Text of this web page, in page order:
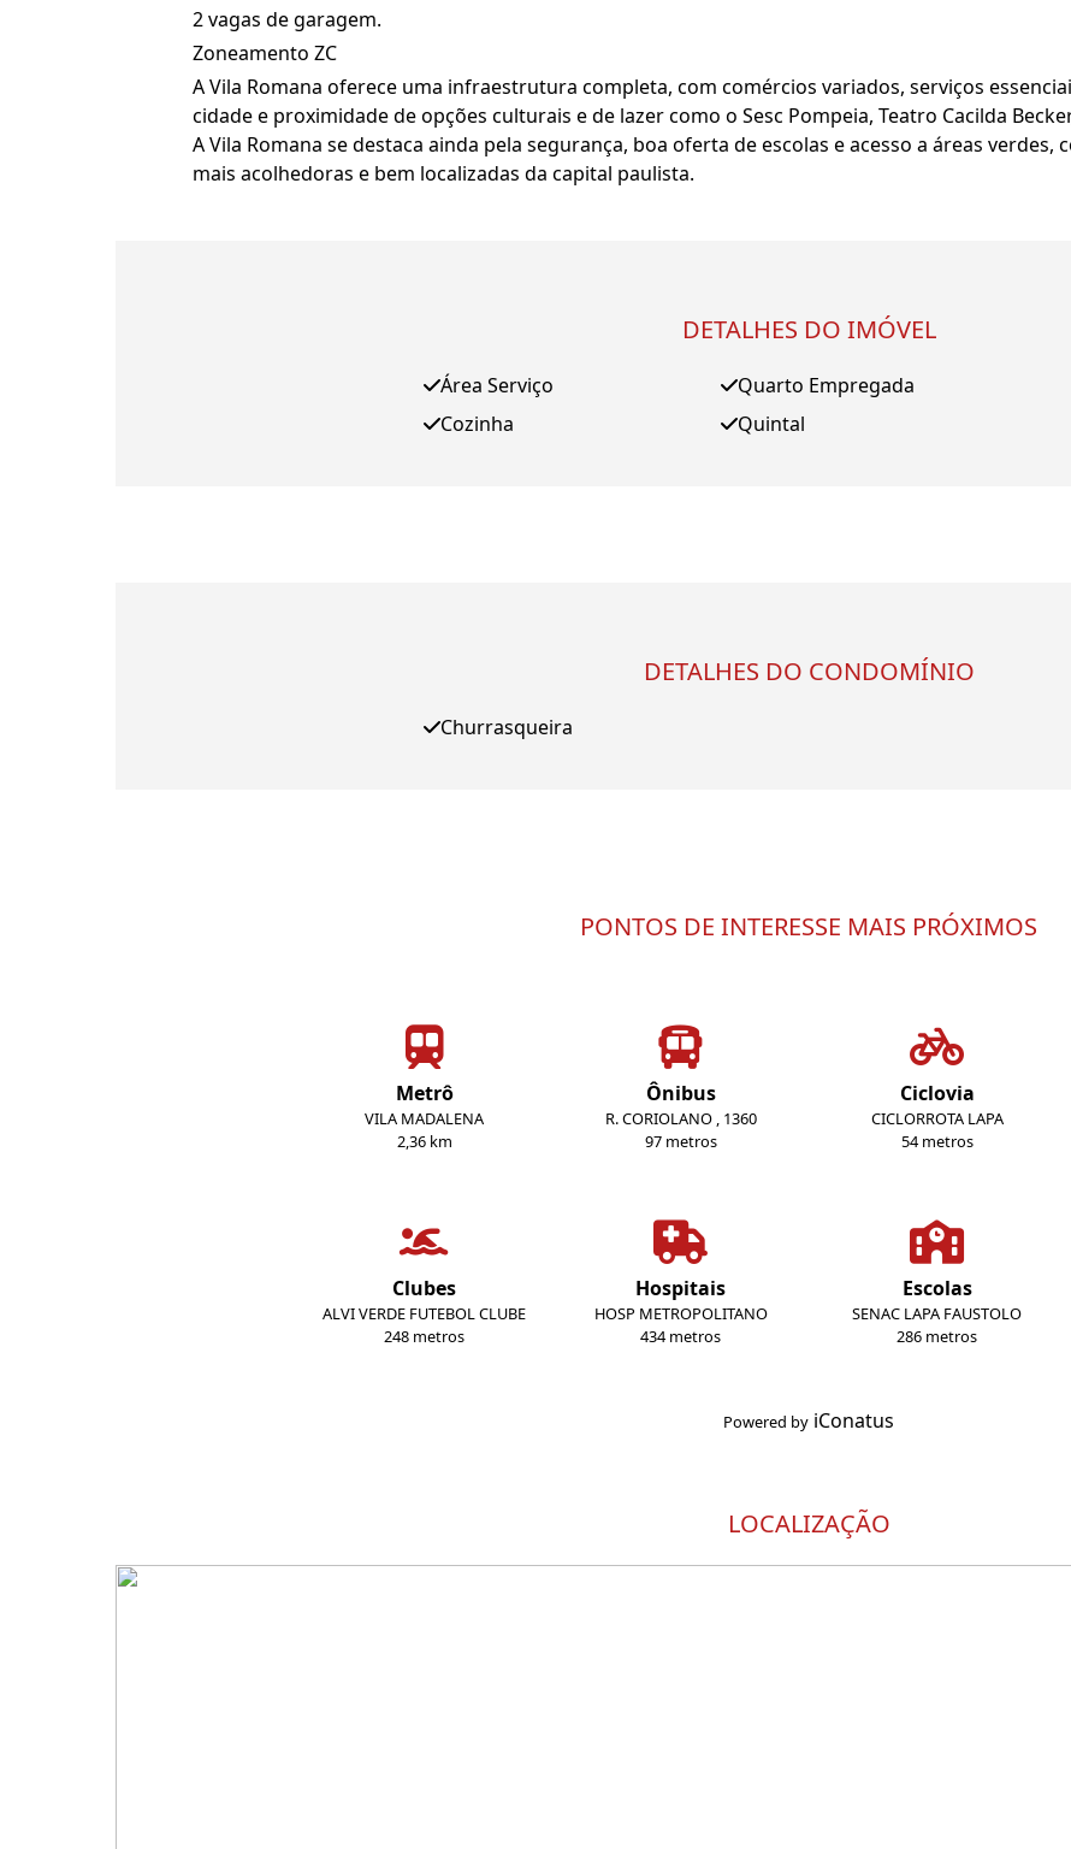
2 vagas de garagem.
Zoneamento ZC
A Vila Romana oferece uma infraestrutura completa, com comércios variados, serviços
cidade e proximidade de opções culturais e de lazer como o Sesc Pompeia, Teatro Cacilda
A Vila Romana se destaca ainda pela segurança, boa oferta de escolas e acesso a áreas
mais acolhedoras e bem localizadas da capital paulista.
DETALHES DO IMÓVEL
Área Serviço
Cozinha
Quarto Empregada
Quintal
DETALHES DO CONDOMÍNIO
Churrasqueira
PONTOS DE INTERESSE MAIS PRÓXIMOS
Metrô
VILA MADALENA
2,36 km
Ônibus
R. CORIOLANO , 1360
97 metros
Ciclovia
CICLORROTA LAPA
54 metros
Clubes
ALVI VERDE FUTEBOL CLUBE
248 metros
Hospitais
HOSP METROPOLITANO
434 metros
Escolas
SENAC LAPA FAUSTOLO
286 metros
Powered by iConatus
LOCALIZAÇÃO